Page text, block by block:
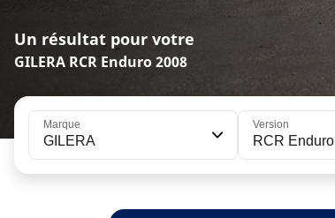
Un résultat pour votre
GILERA RCR Enduro 2008
Marque
GILERA
Version
RCR Enduro